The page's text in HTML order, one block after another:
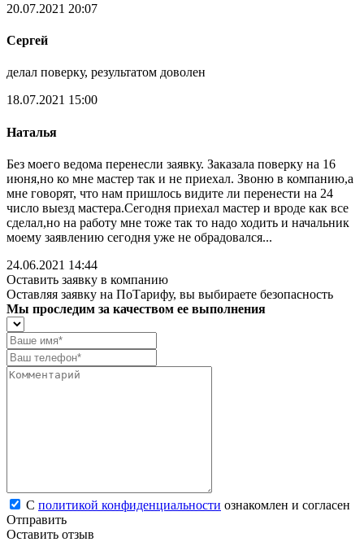
20.07.2021 20:07
Сергей
делал поверку, результатом доволен
18.07.2021 15:00
Наталья
Без моего ведома перенесли заявку. Заказала поверку на 16
июня,но ко мне мастер так и не приехал. Звоню в компанию,а
мне говорят, что нам пришлось видите ли перенести на 24
число выезд мастера.Сегодня приехал мастер и вроде как все
сделал,но на работу мне тоже так то надо ходить и начальник
моему заявлению сегодня уже не обрадовался...
24.06.2021 14:44
Оставить заявку в компанию
Оставляя заявку на ПоТарифу, вы выбираете безопасность
Мы проследим за качеством ее выполнения
С политикой конфиденциальности ознакомлен и согласен
Отправить
Оставить отзыв